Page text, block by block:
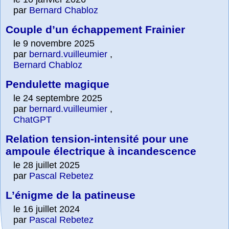
par Bernard Chabloz
Couple d’un échappement Frainier
le 9 novembre 2025
par bernard.vuilleumier ,
Bernard Chabloz
Pendulette magique
le 24 septembre 2025
par bernard.vuilleumier ,
ChatGPT
Relation tension-intensité pour une
ampoule électrique à incandescence
le 28 juillet 2025
par Pascal Rebetez
L’énigme de la patineuse
le 16 juillet 2024
par Pascal Rebetez